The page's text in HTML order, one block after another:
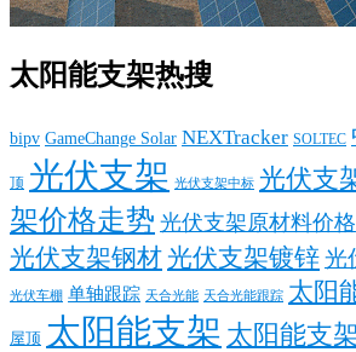
太阳能支架热搜
bipv GameChange Solar NEXTracker SOLTEC
顶 光伏支架 光伏支架中标 光伏支
架价格走势 光伏支架原材料价格
光伏支架钢材光伏支架镀锌光
光伏车棚 单轴跟踪 天合光能 天合光能跟踪 太阳
屋顶 太阳能支架 太阳能支